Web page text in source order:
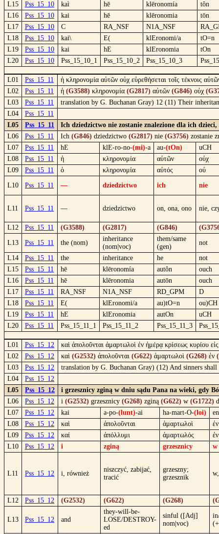
L15 Pss_15_10 kaì hē klēronomía
tôn
L16
Pss_15_10 kai hē klēronomia
tōn
L17
Pss_15_10 C RA_NSF N1A_NSF
L18
Pss_15_10 kai\ E( klEronomi/a
tO=n
L19
Pss_15_10 kai hE klEronomia
tOn
L20
Pss_15_10 Pss_15_10_1 Pss_15_10_2 Pss_15_10_3
L01 Pss_15_11
ἡ κληρονομία αὐτῶν οὐχ εὑρεθήσεται τοῖς τέκνοις
L02
Pss_15_11 ἡ (G3588) κληρονομία (G2817) αὐτῶν (G846) οὐχ
L03
Pss_15_11
translation by G. Buchanan Gray) 12 (11) Their
L04
Pss_15_11
L05
Pss_15_11
Ich dziedzictwo nie zostanie znalezione dla ich
L06
Pss_15_11 Ich (G846) dziedzictwo (G2817) nie (G3756) zostanie
L07
Pss_15_11 hE klE-ro-no-(mi)-a au-(tOn)
uCH
L08
Pss_15_11 ἡ κληρονομία αὐτῶν
οὐχ
L09
Pss_15_11 ὁ κληρονομία αὐτός οὐ
L10 Pss_15_11 — dziedzictwo ich nie
L11 Pss_15_11 — dziedzictwo on, ona, ono nie,
L12 Pss_15_11 (G3588) (G2817) (G846)
L13 Pss_15_11 the (nom)
inheritance
(nom|voc)
them/same
(gen)
not
L14 Pss_15_11 the inheritance he
not
L15
Pss_15_11 hē klēronomía autôn
ouch
L16
Pss_15_11 hē klēronomia autōn
ouch
L17
Pss_15_11 RA_NSF N1A_NSF RD_GPM
D
L18
Pss_15_11 E( klEronomi/a au)tO=n
ou)CH
L19
Pss_15_11 hE klEronomia autOn
uCH
L20
Pss_15_11 Pss_15_11_1 Pss_15_11_2 Pss_15_11_3
L01 Pss_15_12
καὶ ἀπολοῦνται ἁμαρτωλοὶ ἐν ἡμέρᾳ κρίσεως κυρίου
L02
Pss_15_12 καὶ (G2532) ἀπολοῦνται (G622) ἁμαρτωλοὶ (G268) ἐν
L03
Pss_15_12
translation by G. Buchanan Gray) (12) And sinners
L04
Pss_15_12
L05
Pss_15_12
i grzesznicy zginą w dniu sądu Pana na wieki, gdy
L06
Pss_15_12 i (G2532) grzesznicy (G268) zginą (G622) w (G1722)
L07
Pss_15_12 kai a-po-(lunt)-ai ha-mart-O-(loi)
en
L08
Pss_15_12 καὶ ἀπολοῦνται ἁμαρτωλοὶ
ἐν
L09
Pss_15_12 καί ἀπόλλυμι ἁμαρτωλός
ἐν
L10
Pss_15_12 i zginą grzesznicy w
L11 Pss_15_12 i, również
niszczyć, zabijać,
tracić
grzeszny;
grzesznik
L12 Pss_15_12 (G2532) (G622) (G268)
L13 Pss_15_12 and
they-will-be-
LOSE/DESTROY-
ed
sinful ([Adj]
nom|voc)